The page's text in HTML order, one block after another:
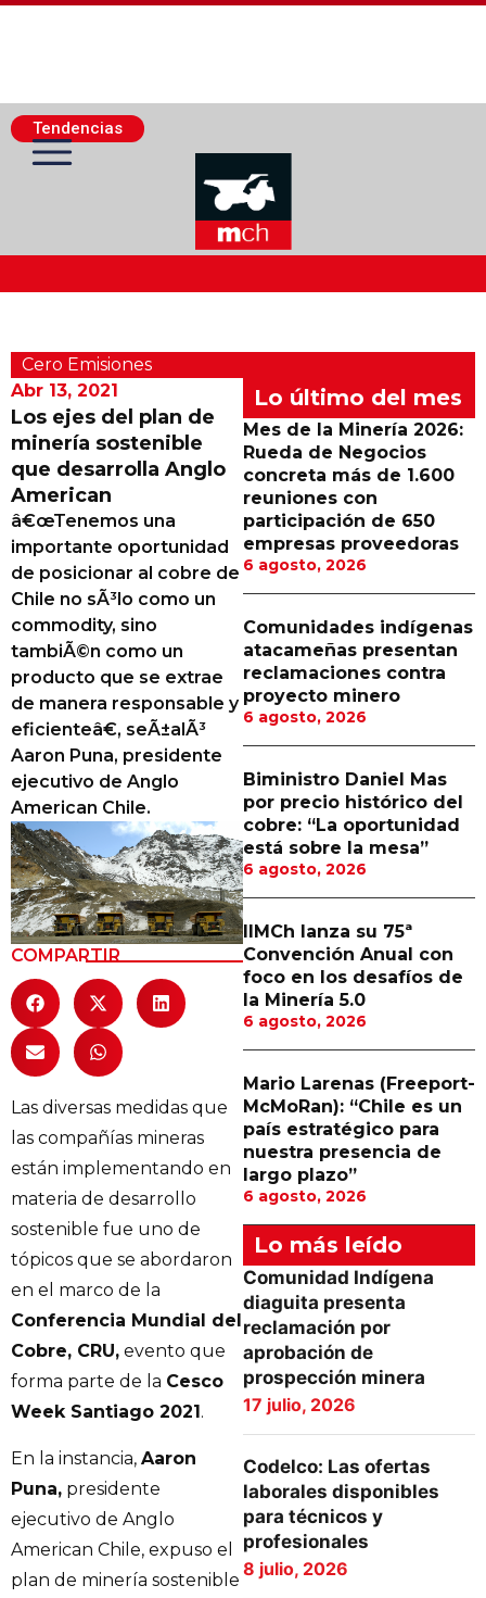
Tendencias
Actualidad Minera
Minería Superficie
Minerí­a Subterránea
Proveedores
Canal Digital
Columnas de Opinión
Designaciones
Calendario de Eventos
Revistas Digital
Siguenos
Cero Emisiones
Abr 13, 2021
Los ejes del plan de
minería sostenible
que desarrolla Anglo
American
â€œTenemos una
importante oportunidad
de posicionar al cobre de
Chile no sÃ³lo como un
commodity, sino
tambiÃ©n como un
producto que se extrae
de manera responsable y
eficienteâ€, seÃ±alÃ³
Aaron Puna, presidente
ejecutivo de Anglo
American Chile.
COMPARTIR
Las diversas medidas que
las compañías mineras
están implementando en
materia de desarrollo
sostenible fue uno de
tópicos que se abordaron
en el marco de la
Conferencia Mundial del
Cobre, CRU, evento que
forma parte de la Cesco
Week Santiago 2021 .
En la instancia, Aaron
Puna, presidente
ejecutivo de Anglo
American Chile, expuso el
plan de minería sostenible
Lo último del mes
Mes de la Minería 2026:
Rueda de Negocios
concreta más de 1.600
reuniones con
participación de 650
empresas proveedoras
6 agosto, 2026
Comunidades indígenas
atacameñas presentan
reclamaciones contra
proyecto minero
6 agosto, 2026
Biministro Daniel Mas
por precio histórico del
cobre: “La oportunidad
está sobre la mesa”
6 agosto, 2026
IIMCh lanza su 75ª
Convención Anual con
foco en los desafíos de
la Minería 5.0
6 agosto, 2026
Mario Larenas (Freeport-
McMoRan): “Chile es un
país estratégico para
nuestra presencia de
largo plazo”
6 agosto, 2026
Lo más leído
Comunidad Indígena
diaguita presenta
reclamación por
aprobación de
prospección minera
17 julio, 2026
Codelco: Las ofertas
laborales disponibles
para técnicos y
profesionales
8 julio, 2026